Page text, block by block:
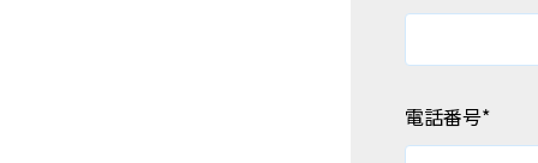
電話番号*